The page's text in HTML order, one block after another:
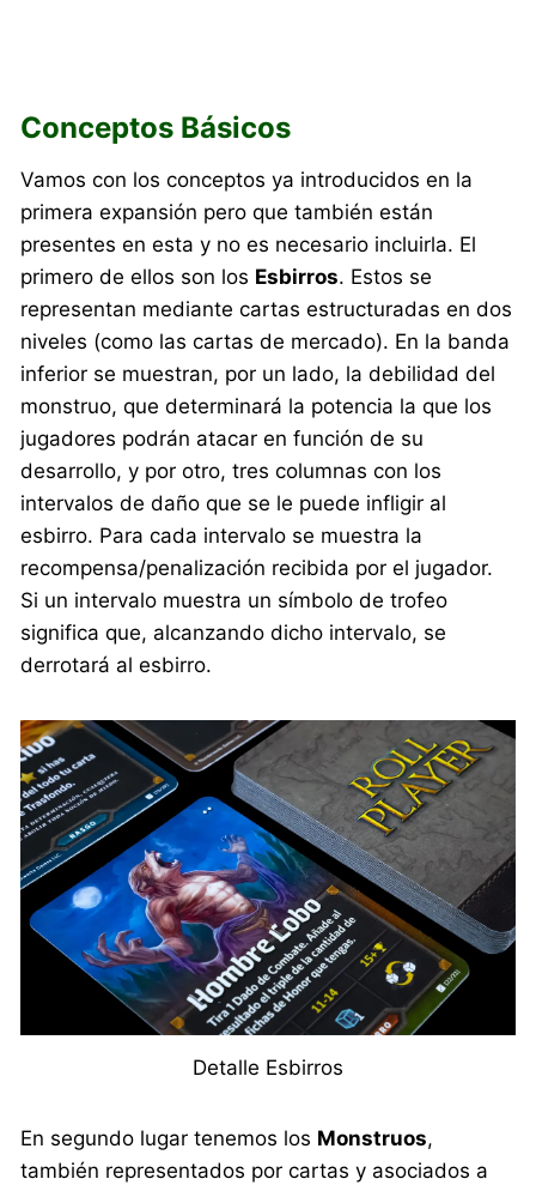
Conceptos Básicos
Vamos con los conceptos ya introducidos en la
primera expansión pero que también están
presentes en esta y no es necesario incluirla. El
primero de ellos son los Esbirros. Estos se
representan mediante cartas estructuradas en dos
niveles (como las cartas de mercado). En la banda
inferior se muestran, por un lado, la debilidad del
monstruo, que determinará la potencia la que los
jugadores podrán atacar en función de su
desarrollo, y por otro, tres columnas con los
intervalos de daño que se le puede infligir al
esbirro. Para cada intervalo se muestra la
recompensa/penalización recibida por el jugador.
Si un intervalo muestra un símbolo de trofeo
significa que, alcanzando dicho intervalo, se
derrotará al esbirro.
Detalle Esbirros
En segundo lugar tenemos los Monstruos,
también representados por cartas y asociados a